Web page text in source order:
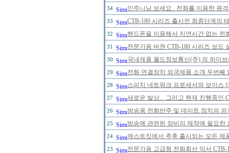
34 인주니님 보세요.. 전화를 이용한 원
33 CTB-180 시리즈 출시전 최종단계의
32 핸드폰을 이용해서 지연시간 없는
31 전문가용 버젼 CTB-180 시리즈 보드
30 국내제품 월드정보통신(주) 의 하이
29 전화 연결장치 외국제품 소개 두번째
28 스피치 네트워크 프로세서와 보이스
27 새로운 발상... 그리고 현재 진행중인
26 방송용 전화반주 및 데이트 장치의
25 방송에 관련된 장비의 제작에 필요
24 캐스트킷에서 추후 출시되는 모든
23 전문가용 고급형 전화회선 믹서